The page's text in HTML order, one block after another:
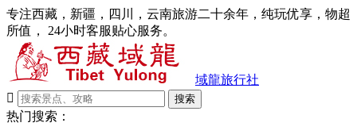
专注西藏，新疆，四川，云南旅游二十余年，纯玩优享，物超
所值， 24小时客服贴心服务。
域龍旅行社

搜索
热门搜索：